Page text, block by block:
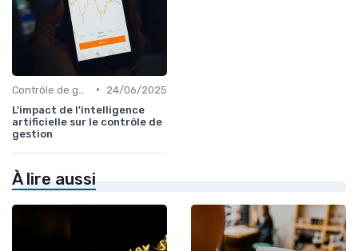
•
24/06/2025
L'impact de l'intelligence
artificielle sur le contrôle de
gestion
À lire aussi